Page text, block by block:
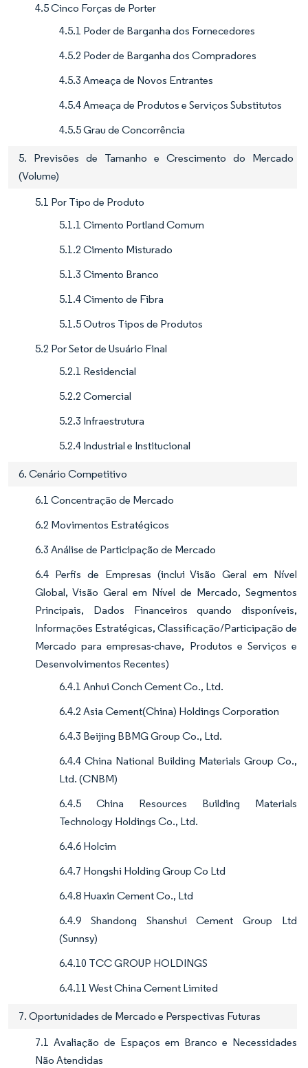
4.5 Cinco Forças de Porter
4.5.1 Poder de Barganha dos Fornecedores
4.5.2 Poder de Barganha dos Compradores
4.5.3 Ameaça de Novos Entrantes
4.5.4 Ameaça de Produtos e Serviços Substitutos
4.5.5 Grau de Concorrência
5. Previsões de Tamanho e Crescimento do Mercado
(Volume)
5.1 Por Tipo de Produto
5.1.1 Cimento Portland Comum
5.1.2 Cimento Misturado
5.1.3 Cimento Branco
5.1.4 Cimento de Fibra
5.1.5 Outros Tipos de Produtos
5.2 Por Setor de Usuário Final
5.2.1 Residencial
5.2.2 Comercial
5.2.3 Infraestrutura
5.2.4 Industrial e Institucional
6. Cenário Competitivo
6.1 Concentração de Mercado
6.2 Movimentos Estratégicos
6.3 Análise de Participação de Mercado
6.4 Perfis de Empresas (inclui Visão Geral em Nível
Global, Visão Geral em Nível de Mercado, Segmentos
Principais, Dados Financeiros quando disponíveis,
Informações Estratégicas, Classificação/Participação de
Mercado para empresas-chave, Produtos e Serviços e
Desenvolvimentos Recentes)
6.4.1 Anhui Conch Cement Co., Ltd.
6.4.2 Asia Cement(China) Holdings Corporation
6.4.3 Beijing BBMG Group Co., Ltd.
6.4.4 China National Building Materials Group Co.,
Ltd. (CNBM)
6.4.5 China Resources Building Materials
Technology Holdings Co., Ltd.
6.4.6 Holcim
6.4.7 Hongshi Holding Group Co Ltd
6.4.8 Huaxin Cement Co., Ltd
6.4.9 Shandong Shanshui Cement Group Ltd
(Sunnsy)
6.4.10 TCC GROUP HOLDINGS
6.4.11 West China Cement Limited
7. Oportunidades de Mercado e Perspectivas Futuras
7.1 Avaliação de Espaços em Branco e Necessidades
Não Atendidas